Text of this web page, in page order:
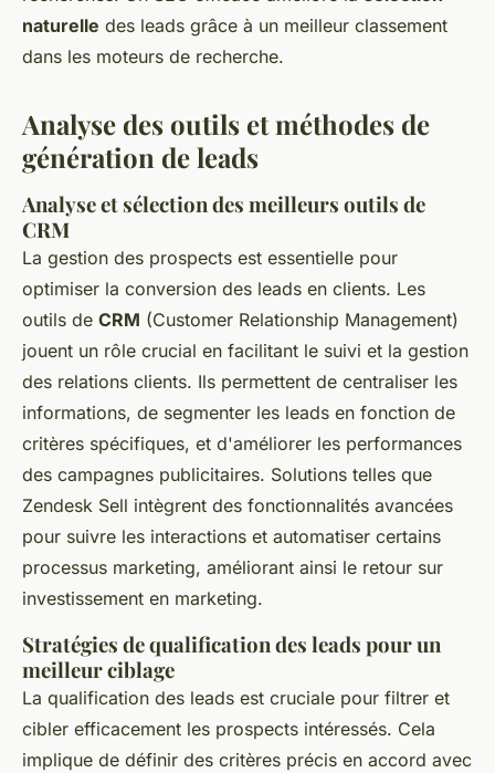
naturelle des leads grâce à un meilleur classement
dans les moteurs de recherche.
Analyse des outils et méthodes de
génération de leads
Analyse et sélection des meilleurs outils de
CRM
La gestion des prospects est essentielle pour
optimiser la conversion des leads en clients. Les
outils de CRM (Customer Relationship Management)
jouent un rôle crucial en facilitant le suivi et la gestion
des relations clients. Ils permettent de centraliser les
informations, de segmenter les leads en fonction de
critères spécifiques, et d'améliorer les performances
des campagnes publicitaires. Solutions telles que
Zendesk Sell intègrent des fonctionnalités avancées
pour suivre les interactions et automatiser certains
processus marketing, améliorant ainsi le retour sur
investissement en marketing.
Stratégies de qualification des leads pour un
meilleur ciblage
La qualification des leads est cruciale pour filtrer et
cibler efficacement les prospects intéressés. Cela
implique de définir des critères précis en accord avec